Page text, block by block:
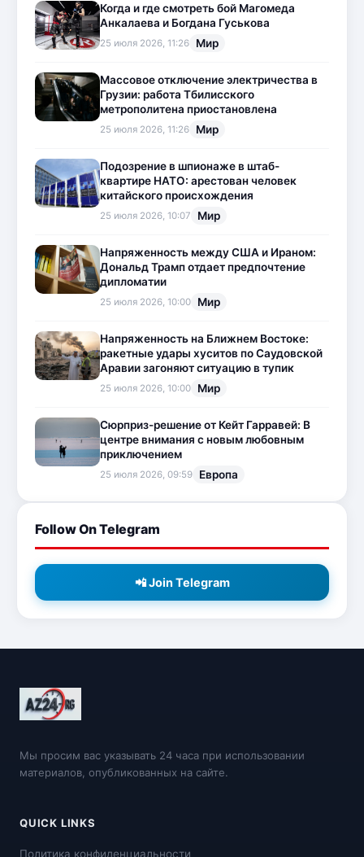
Когда и где смотреть бой Магомеда
Анкалаева и Богдана Гуськова
25 июля 2026, 11:26 Мир
Массовое отключение электричества в
Грузии: работа Тбилисского
метрополитена приостановлена
25 июля 2026, 11:26 Мир
Подозрение в шпионаже в штаб-
квартире НАТО: арестован человек
китайского происхождения
25 июля 2026, 10:07 Мир
Напряженность между США и Ираном:
Дональд Трамп отдает предпочтение
дипломатии
25 июля 2026, 10:00 Мир
Напряженность на Ближнем Востоке:
ракетные удары хуситов по Саудовской
Аравии загоняют ситуацию в тупик
25 июля 2026, 10:00 Мир
Сюрприз-решение от Кейт Гарравей: В
центре внимания с новым любовным
приключением
25 июля 2026, 09:59 Европа
Follow On Telegram
📲 Join Telegram
Мы просим вас указывать 24 часа при использовании
материалов, опубликованных на сайте.
QUICK LINKS
Политика конфиденциальности